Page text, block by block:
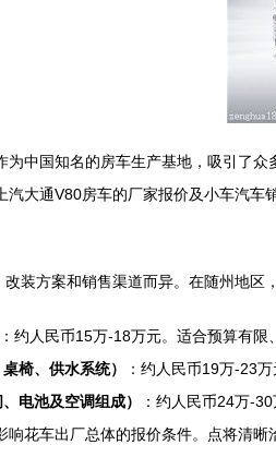
为中国知名的房车生产基地，吸引了
大通V80房车的厂家报价及小车汽车
改装方案和销售渠道而异。在随州地区
：约人民币15万-18万元。适合预算有限
椅、供水系统）
：约人民币19万-23
电池及空调组成）
：约人民币24万-
响花车出厂总体的报价条件。点将清